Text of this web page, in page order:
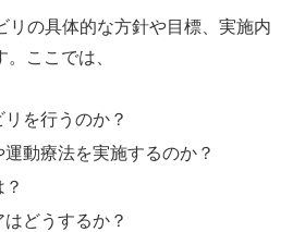
リの具体的な方針や目標、実施内
ここでは、
を行うのか？
動療法を実施するのか？
どうするか？